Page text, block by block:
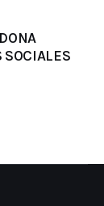
SOCIALES